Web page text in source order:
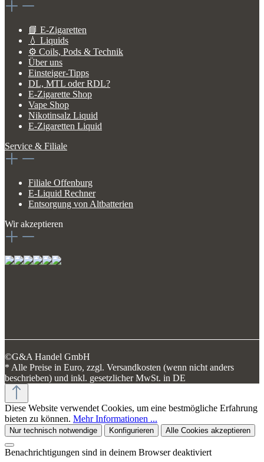
📘 E-Zigaretten
💧 Liquids
⚙️ Coils, Pods & Technik
Über uns
Einsteiger-Tipps
DL, MTL oder RDL?
E-Zigarette Shop
Vape Shop
Nikotinsalz Liquid
E-Zigaretten Liquid
Service & Filiale
Filiale Offenburg
E-Liquid Rechner
Entsorgung von Altbatterien
Wir akzeptieren
©G&A Handel GmbH
* Alle Preise in Euro, zzgl. Versandkosten (wenn nicht anders
beschrieben) und inkl. gesetzlicher MwSt. in DE
Diese Website verwendet Cookies, um eine bestmögliche Erfahrung
bieten zu können. Mehr Informationen ...
Nur technisch notwendige Konfigurieren Alle Cookies akzeptieren
Benachrichtigungen sind in deinem Browser deaktiviert